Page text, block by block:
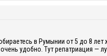
в Румынии от 5 до 8 лет
удобно. Тут репатриация —